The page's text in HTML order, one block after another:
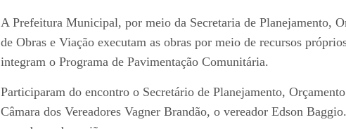
A Prefeitura Municipal, por meio da Secretaria de Planejamento,
de Obras e Viação executam as obras por meio de recursos
integram o Programa de Pavimentação Comunitária.
Participaram do encontro o Secretário de Planejamento,
Câmara dos Vereadores Vagner Brandão, o vereador Edson